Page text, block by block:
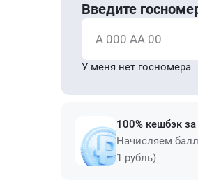
Введите
А 000 АА 00
У меня нет госномера
100% кешбэк
Начисляем
1 рубль)